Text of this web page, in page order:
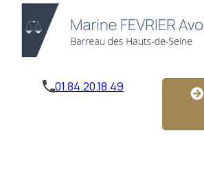
01.84.20.18.49
Panneau de gestion des cookies